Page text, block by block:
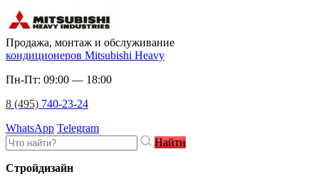
Продажа, монтаж и обслуживание
кондиционеров Mitsubishi Heavy
Пн-Пт: 09:00 — 18:00
8 (495) 740-23-24
WhatsApp Telegram
Найти
Стройдизайн